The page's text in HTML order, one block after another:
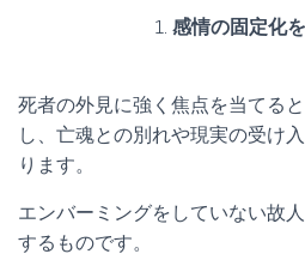
1. 感情の固定化
死者の外見に強く焦点を当てる
し、亡魂との別れや現実の受け
ります。
エンバーミングをしていない故
するものです。